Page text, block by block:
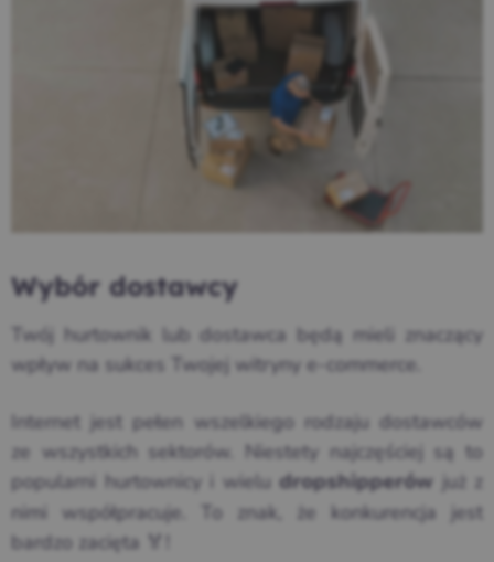
Wybór dostawcy
Twój hurtownik lub dostawca będą mieli znaczący
wpływ na sukces Twojej witryny e-commerce.
Internet jest pełen wszelkiego rodzaju dostawców
ze wszystkich sektorów. Niestety najczęściej są to
popularni hurtownicy i wielu dropshipperów
już z
nimi współpracuje. To znak, że konkurencja jest
bardzo zacięta 🏅!